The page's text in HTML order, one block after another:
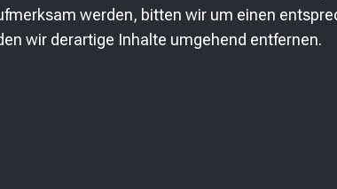
werden, bitten wir um einen
wir derartige Inhalte umgehend entfernen.